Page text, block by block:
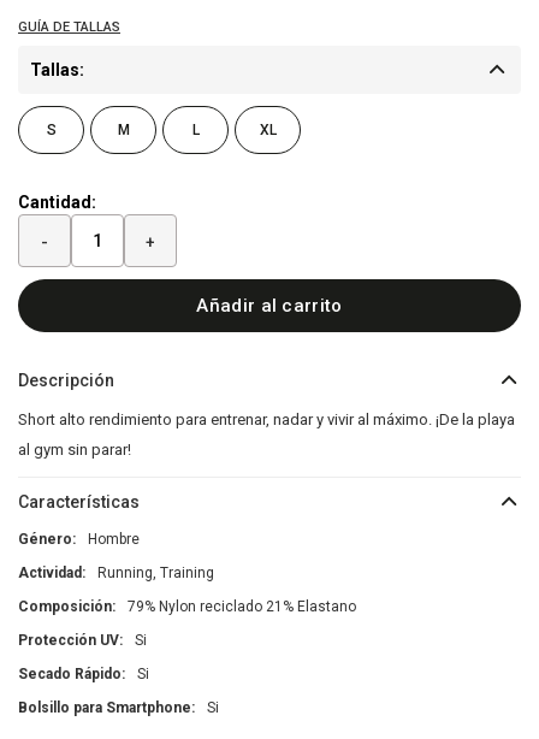
Tallas:
S M L XL
Cantidad:
- +
Añadir al carrito
Descripción
Short alto rendimiento para entrenar, nadar y vivir al máximo. ¡De la playa
al gym sin parar!
Características
Género
Hombre
Actividad
Running, Training
Composición
79% Nylon reciclado 21% Elastano
Protección UV
Si
Secado Rápido
Si
Bolsillo para Smartphone
Si